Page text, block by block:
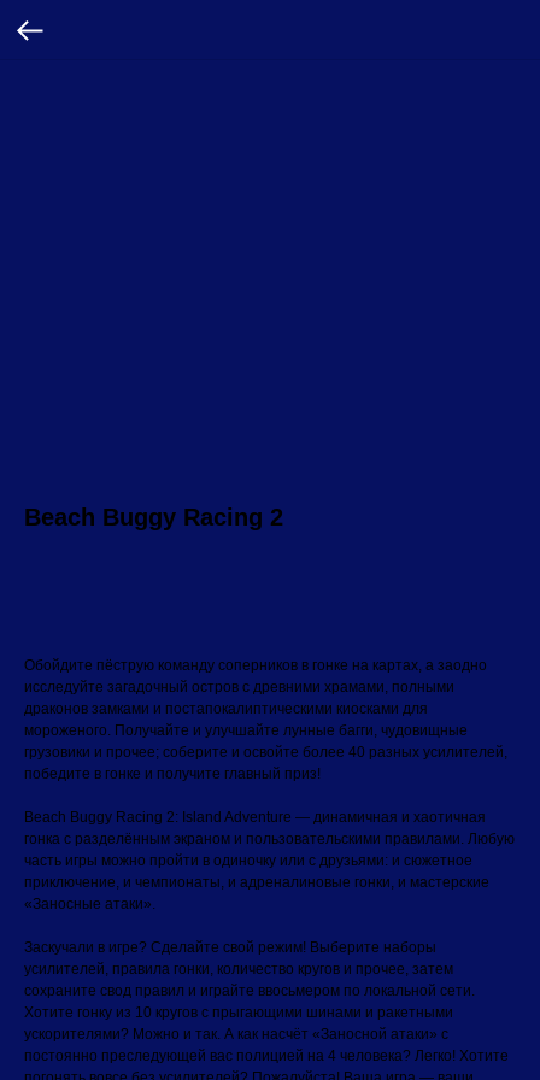
Beach Buggy Racing 2
Обойдите пёструю команду соперников в гонке на картах, а заодно
исследуйте загадочный остров с древними храмами, полными
драконов замками и постапокалиптическими киосками для
мороженого. Получайте и улучшайте лунные багги, чудовищные
грузовики и прочее; соберите и освойте более 40 разных усилителей,
победите в гонке и получите главный приз!
Beach Buggy Racing 2: Island Adventure — динамичная и хаотичная
гонка с разделённым экраном и пользовательскими правилами. Любую
часть игры можно пройти в одиночку или с друзьями: и сюжетное
приключение, и чемпионаты, и адреналиновые гонки, и мастерские
«Заносные атаки».
Заскучали в игре? Сделайте свой режим! Выберите наборы
усилителей, правила гонки, количество кругов и прочее, затем
сохраните свод правил и играйте ввосьмером по локальной сети.
Хотите гонку из 10 кругов с прыгающими шинами и ракетными
ускорителями? Можно и так. А как насчёт «Заносной атаки» с
постоянно преследующей вас полицией на 4 человека? Легко! Хотите